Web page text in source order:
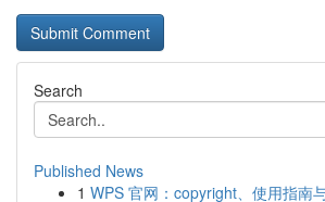
Search
Published News
1 WPS 官网：copyright、使用指南